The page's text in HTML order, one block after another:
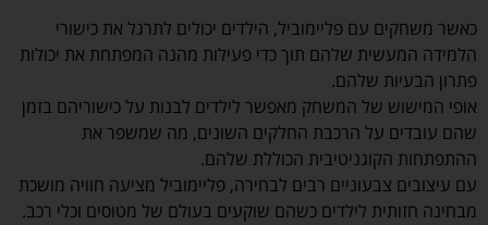
כאשר משחקים עם פליימוביל, הילדים יכולים לתרגל את כישורי
הלמידה המעשית שלהם תוך כדי פעילות מהנה המפתחת את יכולות
פתרון הבעיות שלהם.
אופי המישוש של המשחק מאפשר לילדים לבנות על כישוריהם בזמן
שהם עובדים על הרכבת החלקים השונים, מה שמשפר את
ההתפתחות הקוגניטיבית הכוללת שלהם.
עם עיצובים צבעוניים רבים לבחירה, פליימוביל מציעה חוויה מושכת
מבחינה חזותית לילדים כשהם שוקעים בעולם של מטוסים וכלי רכב.